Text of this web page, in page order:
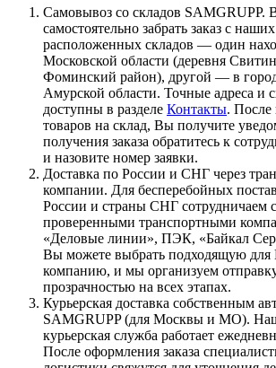
Самовывоз со складов SAMGRUPP.
самостоятельно забрать заказ с
расположенных складов — один
Московской области (деревня
Фоминский район), другой — в
Амурской области. Точные адреса и
доступны в разделе Контакты. После
товаров на склад, Вы получите
получения заказа обратитесь к
и назовите номер заявки.
Доставка по России и СНГ через
компании. Для бесперебойных
России и страны СНГ сотрудничаем
проверенными транспортными
«Деловые линии», ПЭК, «Байкал
Вы можете выбрать подходящую для
компанию, и мы организуем
прозрачностью на всех этапах.
Курьерская доставка собственным
SAMGRUPP (для Москвы и МО).
курьерская служба работает
После оформления заказа